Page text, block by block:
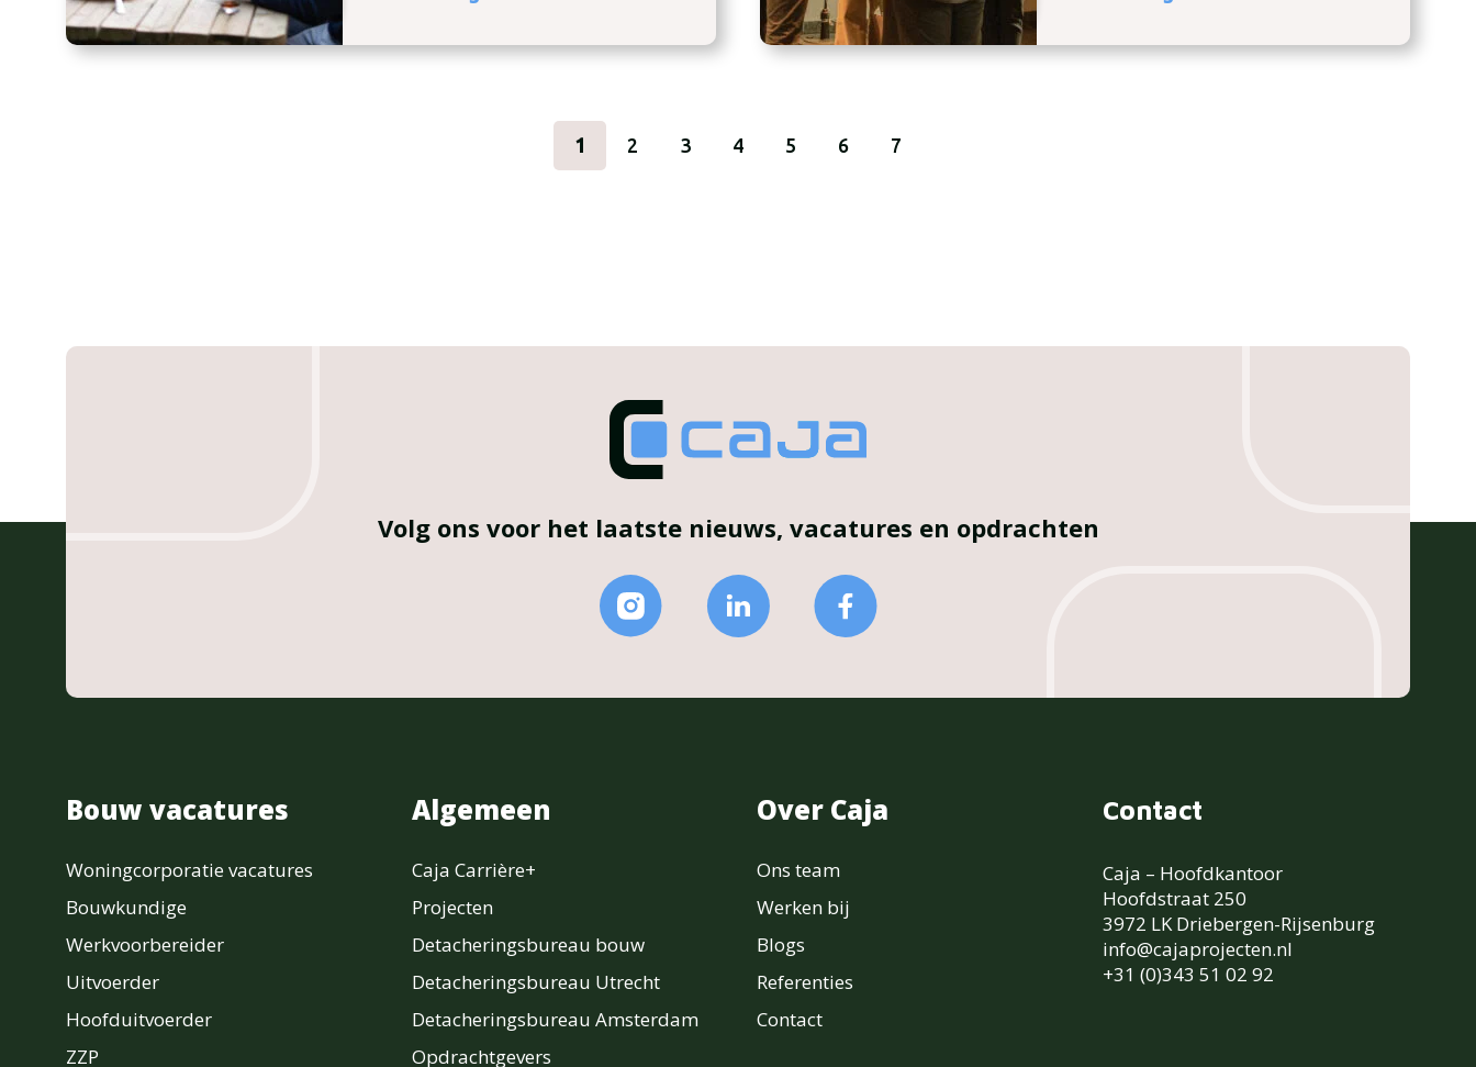
1 2 3 4 5 6 7
Volg ons voor het laatste nieuws, vacatures en opdrachten
Bouw vacatures
Woningcorporatie vacatures
Bouwkundige
Werkvoorbereider
Uitvoerder
Hoofduitvoerder
ZZP
Algemeen
Caja Carrière+
Projecten
Detacheringsbureau bouw
Detacheringsbureau Utrecht
Detacheringsbureau Amsterdam
Opdrachtgevers
Over Caja
Ons team
Werken bij
Blogs
Referenties
Contact
Contact
Caja – Hoofdkantoor
Hoofdstraat 250
3972 LK Driebergen-Rijsenburg
info@cajaprojecten.nl
+31 (0)343 51 02 92